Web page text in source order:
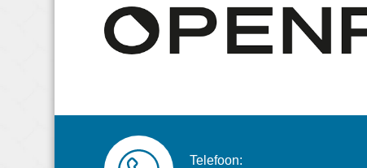
Telefoon: